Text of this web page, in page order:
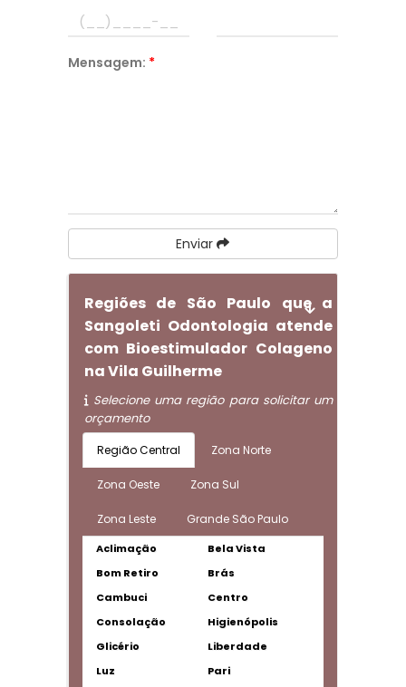
Mensagem: *
Enviar
Regiões de São Paulo que a
Sangoleti Odontologia atende
com Bioestimulador Colageno
na Vila Guilherme
Selecione uma região para solicitar um
orçamento
Região Central Zona Norte
Zona Oeste Zona Sul
Zona Leste Grande São Paulo
Aclimação
Bela Vista
Bom Retiro
Brás
Cambuci
Centro
Consolação
Higienópolis
Glicério
Liberdade
Luz
Pari